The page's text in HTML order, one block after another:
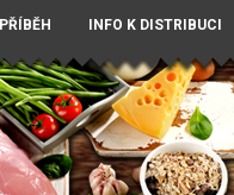
PŘÍBĚH INFO K DISTRIBUCI